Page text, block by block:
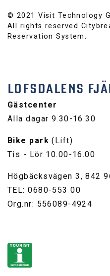
© 2021 Visit Technology
All rights reserved
Reservation System.
LOFSDALENS
Gästcenter
Alla dagar 9.30-16.30
Bike park (Lift)
Tis - Lör 10.00-16.00
Högbäcksvägen 3, 842
TEL: 0680-553 00
Org.nr: 556089-4924